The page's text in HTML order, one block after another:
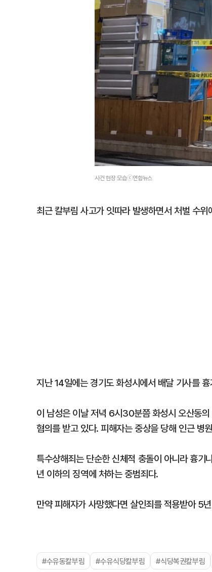
사건 현장 모습ⓒ연합뉴스
최근 칼부림 사고가 잇따라 발생하면서 처벌 수
지난 14일에는 경기도 화성시에서 배달 기사를
이 남성은 이날 저녁 6시30분쯤 화성시 오산동
혐의를 받고 있다. 피해자는 중상을 당해 인근 병
특수상해죄는 단순한 신체적 충돌이 아니라 흉
년 이하의 징역에 처하는 중범죄다.
만약 피해자가 사망했다면 살인죄를 적용받아 5
#수유동칼부림 #수유식당칼부림 #식당복권칼부림